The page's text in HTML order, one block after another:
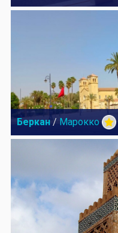
Беркан / Марокко